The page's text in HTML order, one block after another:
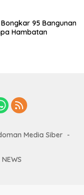
95 Bangunan
Hambatan
Media Siber